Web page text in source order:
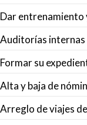
Dar entrenamiento
Auditorías internas
Formar su
Alta y baja de
Arreglo de viajes